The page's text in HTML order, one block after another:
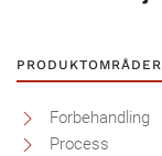
PRODUKTOMRÅDER
Forbehandling
Process